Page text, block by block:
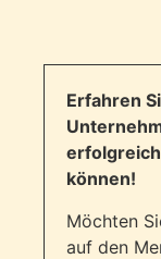
Erfahren
können!
Möchten
auf den